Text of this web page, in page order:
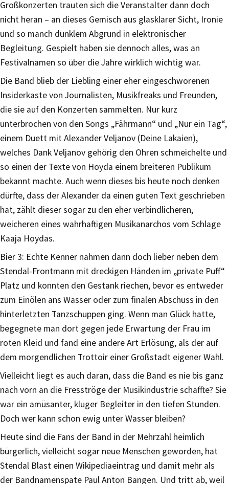
Großkonzerten trauten sich die Veranstalter dann doch
nicht heran – an dieses Gemisch aus glasklarer Sicht, Ironie
und so manch dunklem Abgrund in elektronischer
Begleitung. Gespielt haben sie dennoch alles, was an
Festivalnamen so über die Jahre wirklich wichtig war.
Die Band blieb der Liebling einer eher eingeschworenen
Insiderkaste von Journalisten, Musikfreaks und Freunden,
die sie auf den Konzerten sammelten. Nur kurz
unterbrochen von den Songs „Fährmann“ und „Nur ein Tag“,
einem Duett mit Alexander Veljanov (Deine Lakaien),
welches Dank Veljanov gehörig den Ohren schmeichelte und
so einen der Texte von Hoyda einem breiteren Publikum
bekannt machte. Auch wenn dieses bis heute noch denken
dürfte, dass der Alexander da einen guten Text geschrieben
hat, zählt dieser sogar zu den eher verbindlicheren,
weicheren eines wahrhaftigen Musikanarchos vom Schlage
Kaaja Hoydas.
Bier 3: Echte Kenner nahmen dann doch lieber neben dem
Stendal-Frontmann mit dreckigen Händen im „private Puff“
Platz und konnten den Gestank riechen, bevor es entweder
zum Einölen ans Wasser oder zum finalen Abschuss in den
hinterletzten Tanzschuppen ging. Wenn man Glück hatte,
begegnete man dort gegen jede Erwartung der Frau im
roten Kleid und fand eine andere Art Erlösung, als der auf
dem morgendlichen Trottoir einer Großstadt eigener Wahl.
Vielleicht liegt es auch daran, dass die Band es nie bis ganz
nach vorn an die Fresströge der Musikindustrie schaffte? Sie
war ein amüsanter, kluger Begleiter in den tiefen Stunden.
Doch wer kann schon ewig unter Wasser bleiben?
Heute sind die Fans der Band in der Mehrzahl heimlich
bürgerlich, vielleicht sogar neue Menschen geworden, hat
Stendal Blast einen Wikipediaeintrag und damit mehr als
der Bandnamenspate Paul Anton Bangen. Und tritt ab, weil